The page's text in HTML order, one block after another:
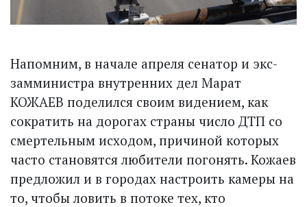
Напомним, в начале апреля сенатор и экс-
замминистра внутренних дел Марат
КОЖАЕВ поделился своим видением, как
сократить на дорогах страны число ДТП со
смертельным исходом, причиной которых
часто становятся любители погонять. Кожаев
предложил и в городах настроить камеры на
то, чтобы ловить в потоке тех, кто